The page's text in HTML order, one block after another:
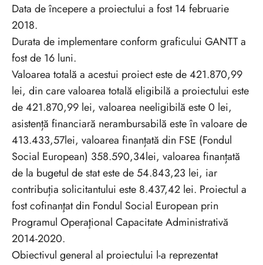
Data de începere a proiectului a fost 14 februarie
2018.
Durata de implementare conform graficului GANTT a
fost de 16 luni.
Valoarea totală a acestui proiect este de 421.870,99
lei, din care valoarea totală eligibilă a proiectului este
de 421.870,99 lei, valoarea neeligibilă este 0 lei,
asistență financiară nerambursabilă este în valoare de
413.433,57lei, valoarea finanțată din FSE (Fondul
Social European) 358.590,34lei, valoarea finanțată
de la bugetul de stat este de 54.843,23 lei, iar
contribuția solicitantului este 8.437,42 lei. Proiectul a
fost cofinanţat din Fondul Social European prin
Programul Operaţional Capacitate Administrativă
2014-2020.
Obiectivul general al proiectului l-a reprezentat